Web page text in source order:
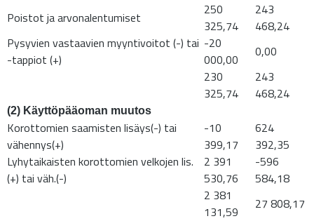
Poistot ja arvonalentumiset
250
325,74
243
468,24
Pysyvien vastaavien myyntivoitot (-) tai
-tappiot (+)
-20
000,00
0,00
230
325,74
243
468,24
(2) Käyttöpääoman muutos
Korottomien saamisten lisäys(-) tai
vähennys(+)
-10
399,17
624
392,35
Lyhytaikaisten korottomien velkojen lis.
(+) tai väh.(-)
2 391
530,76
-596
584,18
2 381
131,59
27 808,17